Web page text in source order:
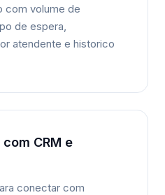
com volume de
de espera,
atendente e historico
CRM e
conectar com